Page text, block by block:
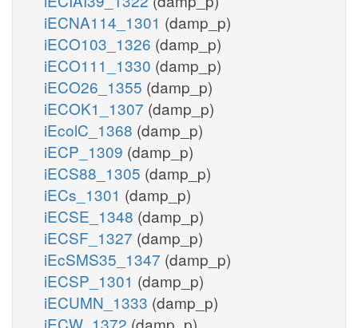
iECNA114_1301 (damp_p)
iECO103_1326 (damp_p)
iECO111_1330 (damp_p)
iECO26_1355 (damp_p)
iECOK1_1307 (damp_p)
iEcolC_1368 (damp_p)
iECP_1309 (damp_p)
iECS88_1305 (damp_p)
iECs_1301 (damp_p)
iECSE_1348 (damp_p)
iECSF_1327 (damp_p)
iEcSMS35_1347 (damp_p)
iECSP_1301 (damp_p)
iECUMN_1333 (damp_p)
iECW_1372 (damp_p)